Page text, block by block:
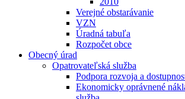
Verejné obstarávanie
VZN
Úradná tabuľa
Rozpočet obce
Obecný úrad
Opatrovateľská služba
Podpora rozvoja a
Ekonomicky oprávnené